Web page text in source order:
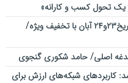
یک تحول کسب و کارانه»
کنفرانس بین المللی کیفیت در دبی در تاریخ۲۳و۲۴ آبان با تخفیف ویژه/
اصلی/ حامد شکوری گنجوی
کاربردهای شبکه‌های ارزش برای